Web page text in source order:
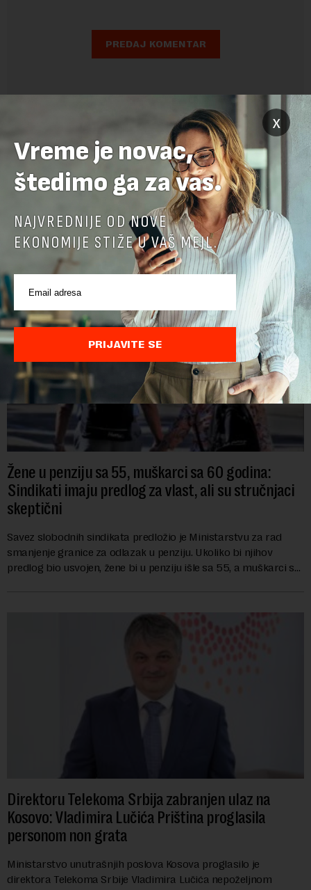
POVEZANI SADRŽAJI
Žene u penziju sa 55, muškarci sa 60 godina:
Sindikati imaju predlog za vlast, ali su stručnjaci
skeptični
Savez slobodnih sindikata predložio je Ministarstvu za rad
smanjenje granice za odlazak u penziju. Ukoliko bi njihov
predlog bio usvojen, žene bi u penziju išle sa 55, a muškarci sa
Direktoru Telekoma Srbija zabranjen ulaz na
Kosovo: Vladimira Lučića Priština proglasila
personom non grata
Ministarstvo unutrašnjih poslova Kosova proglasilo je
direktora Telekoma Srbije Vladimira Lučića nepoželjnom
x
Vreme je novac,
štedimo ga za vas.
NAJVREDNIJE OD NOVE
EKONOMIJE STIŽE U VAŠ MEJL.
PRIJAVITE SE